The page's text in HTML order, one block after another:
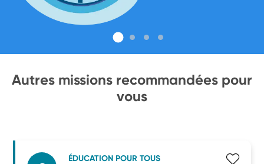
Autres missions recommandées pour
vous
ÉDUCATION POUR TOUS